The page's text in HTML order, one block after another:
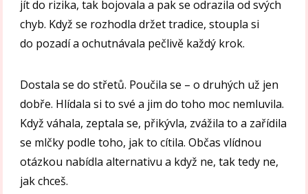
jít do rizika, tak bojovala a pak se odrazila od svých
chyb. Když se rozhodla držet tradice, stoupla si
do pozadí a ochutnávala pečlivě každý krok.
Dostala se do střetů. Poučila se – o druhých už jen
dobře. Hlídala si to své a jim do toho moc nemluvila.
Když váhala, zeptala se, přikývla, zvážila to a zařídila
se mlčky podle toho, jak to cítila. Občas vlídnou
otázkou nabídla alternativu a když ne, tak tedy ne,
jak chceš.